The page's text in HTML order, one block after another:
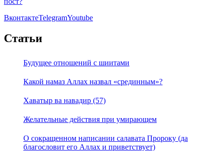
ВконтактеTelegramYoutube
Статьи
Будущее отношений с шиитами
Какой намаз Аллах назвал «срединным»?
Хаватыр ва навадир (57)
Желательные действия при умирающем
О сокращенном написании салавата Пророку (да
благословит его Аллах и приветствует)